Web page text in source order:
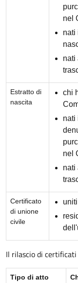
nel
nati
nati
Estratto di
nascita
chi
nati
nel
nati
Certificato
di unione
civile
Il rilascio di
Tipo di atto